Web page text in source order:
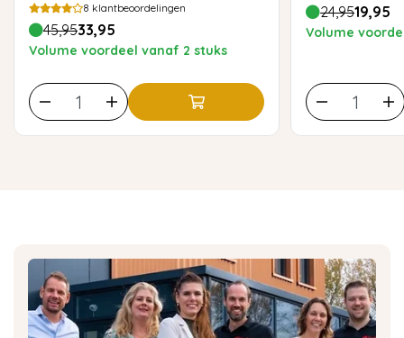
8 klantbeoordelingen
45,9533,95
Volume voordeel vanaf 2 stuks
24,9519,95
Volume